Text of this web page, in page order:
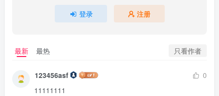
登录 注册
最新 最热 只看作者
123456asf
0
11111111